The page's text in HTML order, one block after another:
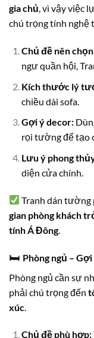
gia chủ, vì vậy việc
chú trọng tính nghệ
Chủ đề nên
ngư quần hội,
Kích thước lý
chiều dài sofa.
Gợi ý decor:
rọi tường để tạo
Lưu ý phong
diện cửa chính.
Tranh dán tường
gian phòng khách
tính Á Đông.
🛏 Phòng ngủ –
Phòng ngủ cần sự
phải chú trọng đến
xúc
Chủ đề phù hợp: